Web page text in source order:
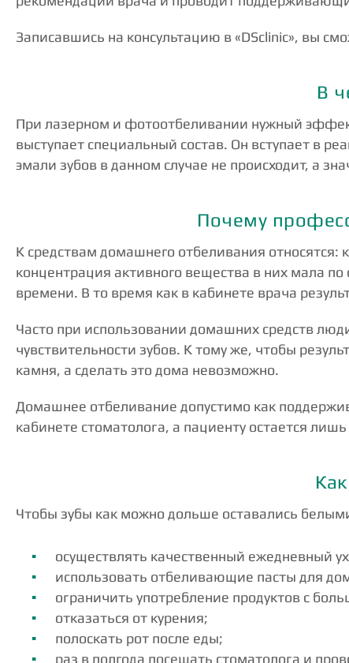
Записавшись на консультацию в «DSclinic», вы
В
При лазерном и фотоотбеливании нужный
выступает специальный состав. Он вступает в
эмали зубов в данном случае не происходит, а
Почему
К средствам домашнего отбеливания относятся:
концентрация активного вещества в них мала
времени. В то время как в кабинете врача
Часто при использовании домашних средств
чувствительности зубов. К тому же, чтобы
камня, а сделать это дома невозможно.
Домашнее отбеливание допустимо как
кабинете стоматолога, а пациенту остается
Чтобы зубы как можно дольше оставались
осуществлять качественный ежедневный
использовать отбеливающие пасты для
ограничить употребление продуктов с
отказаться от курения;
полоскать рот после еды;
раз в полгода посещать стоматолога и